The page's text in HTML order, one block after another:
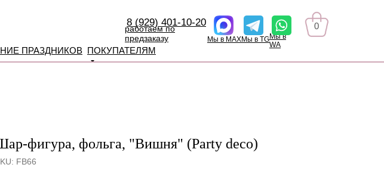
ПРАЗДНИКОВ ПОКУПАТЕЛЯМ
8 (929) 401-10-20
работаем по
предзаказу
Мы в MAXМы в TGМы в
WA
0
фигура, фольга, "Вишня" (Party deco)
FB66